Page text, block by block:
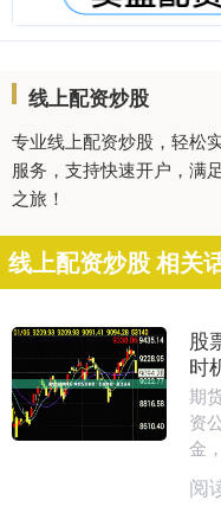
线上配资炒股
专业线上配资炒股，轻松
服务，支持快速开户，满
之旅！
线上配资炒股 相关
股
时
期
资
金
资
用
阅